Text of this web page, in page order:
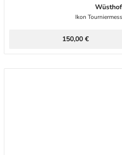
Wüsthof
Ikon
150,00 €